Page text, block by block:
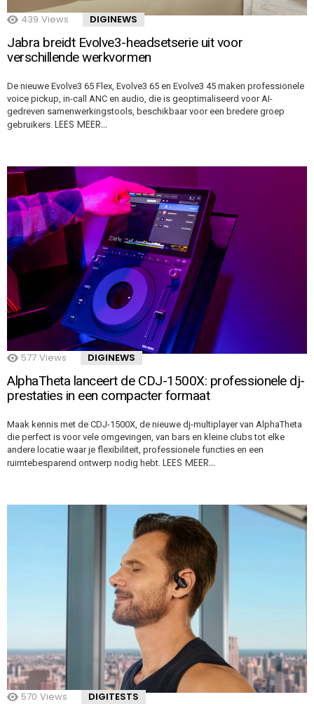
439 Views DIGINEWS
Jabra breidt Evolve3-headsetserie uit voor
verschillende werkvormen
De nieuwe Evolve3 65 Flex, Evolve3 65 en Evolve3 45 maken professionele
voice pickup, in-call ANC en audio, die is geoptimaliseerd voor AI-
gedreven samenwerkingstools, beschikbaar voor een bredere groep
gebruikers. LEES MEER…
577 Views DIGINEWS
AlphaTheta lanceert de CDJ-1500X: professionele dj-
prestaties in een compacter formaat
Maak kennis met de CDJ-1500X, de nieuwe dj-multiplayer van AlphaTheta
die perfect is voor vele omgevingen, van bars en kleine clubs tot elke
andere locatie waar je flexibiliteit, professionele functies en een
ruimtebesparend ontwerp nodig hebt. LEES MEER…
570 Views DIGITESTS